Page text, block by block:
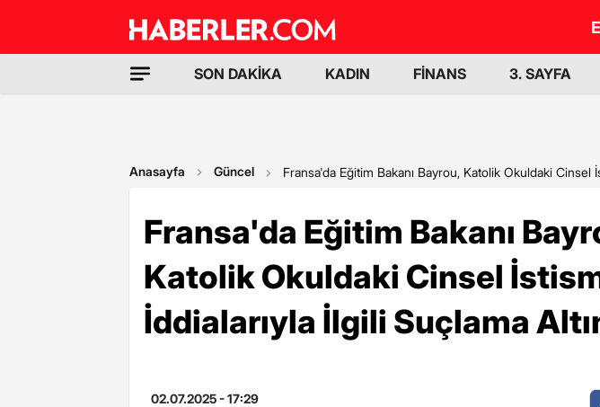
SON DAKİKA KADIN FİNANS 3. SAYFA
Anasayfa Güncel Fransa'da Eğitim Bakanı Bayrou, Katolik Okuldaki Cinsel
Fransa'da Eğitim Bakanı
Katolik Okuldaki Cinsel
İddialarıyla İlgili Suçlama
02.07.2025 - 17:29